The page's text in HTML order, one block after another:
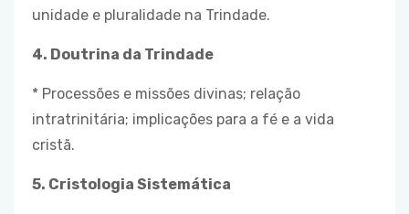
unidade e pluralidade na Trindade.
4. Doutrina da Trindade
* Processões e missões divinas; relação
intratrinitária; implicações para a fé e a vida
cristã.
5. Cristologia Sistemática